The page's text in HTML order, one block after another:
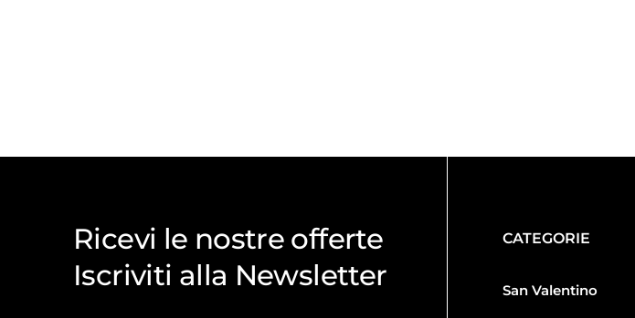
Ricevi le nostre offerte
Iscriviti alla Newsletter
CATEGORIE
San Valentino